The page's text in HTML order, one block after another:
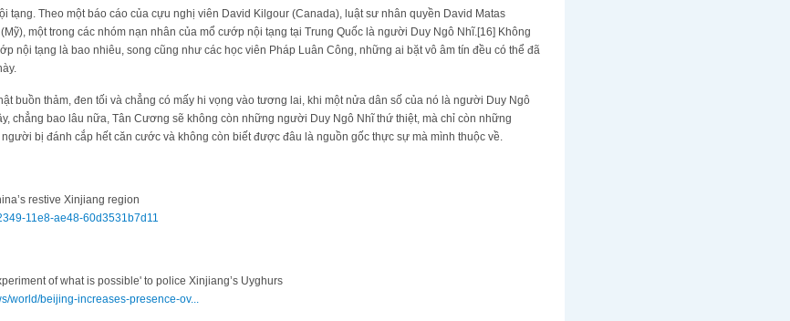
tạng. Theo một báo cáo của cựu nghị viên David Kilgour (Canada), luật sư nhân quyền David Matas
một trong các nhóm nạn nhân của mổ cướp nội tạng tại Trung Quốc là người Duy Ngô Nhĩ.[16] Không
nội tạng là bao nhiêu, song cũng như các học viên Pháp Luân Công, những ai bặt vô âm tín đều có thể đã
buồn thảm, đen tối và chẳng có mấy hi vọng vào tương lai, khi một nửa dân số của nó là người Duy Ngô
chẳng bao lâu nữa, Tân Cương sẽ không còn những người Duy Ngô Nhĩ thứ thiệt, mà chỉ còn những
bị đánh cắp hết căn cước và không còn biết được đâu là nguồn gốc thực sự mà mình thuộc về.
restive Xinjiang region
11e8-ae48-60d3531b7d11
of what is possible' to police Xinjiang’s Uyghurs
world/beijing-increases-presence-ov...